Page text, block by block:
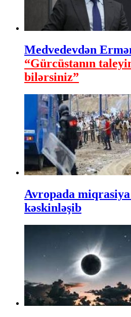
Medvedevdən
“Gürcüstanın
bilərsiniz”
Avropada
kəskinləşib